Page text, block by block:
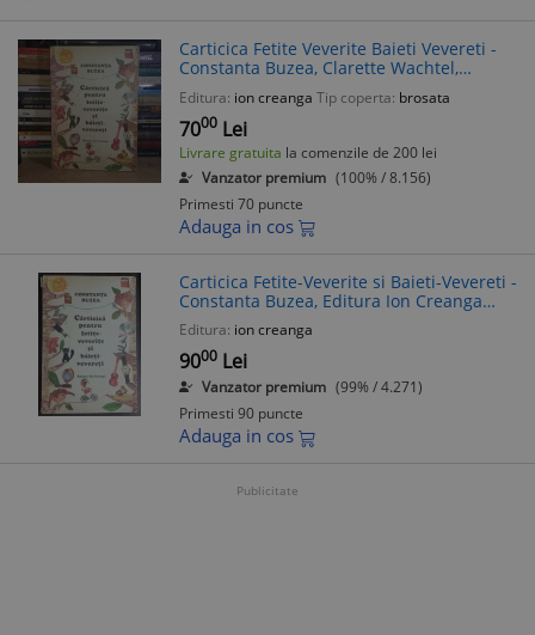
Carticica Fetite Veverite Baieti Vevereti -
Constanta Buzea, Clarette Wachtel,
Ilustratii, 1979, Editura Ion Creanga
Editura: ion creanga Tip coperta: brosata
7000 Lei
Livrare gratuita la comenzile de 200 lei
Vanzator premium (100% / 8.156)
Primesti 70 puncte
Adauga in cos
Carticica Fetite-Veverite si Baieti-Vevereti -
Constanta Buzea, Editura Ion Creanga
1979, Poezii copii
Editura: ion creanga
9000 Lei
Vanzator premium (99% / 4.271)
Primesti 90 puncte
Adauga in cos
Publicitate